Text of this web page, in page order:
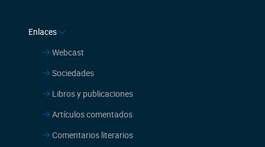
Enlaces
Webcast
Sociedades
Libros y publicaciones
Artículos comentados
Comentarios literarios